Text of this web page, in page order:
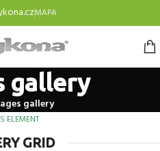
MAPA
gallery
gallery
ELEMENT
GRID